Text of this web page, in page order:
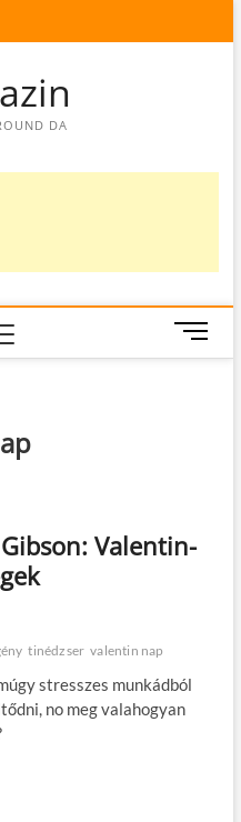
DA
M
e
n
Valentin-
tinédzser valentin nap
stresszes munkádból
no meg valahogyan